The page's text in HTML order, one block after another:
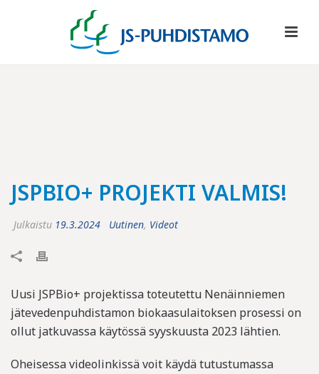
JSPBIO+ PROJEKTI VALMIS!
Julkaistu 19.3.2024 Uutinen, Videot
Uusi JSPBio+ projektissa toteutettu Nenäinniemen
jätevedenpuhdistamon biokaasulaitoksen prosessi on
ollut jatkuvassa käytössä syyskuusta 2023 lähtien.
Oheisessa videolinkissä voit käydä tutustumassa